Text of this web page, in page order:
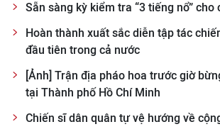
Sẵn sàng kỳ kiểm tra “3 tiếng nổ” cho
Hoàn thành xuất sắc diễn tập tác
đầu tiên trong cả nước
[Ảnh] Trận địa pháo hoa trước giờ
tại Thành phố Hồ Chí Minh
Chiến sĩ dân quân tự vệ hướng về